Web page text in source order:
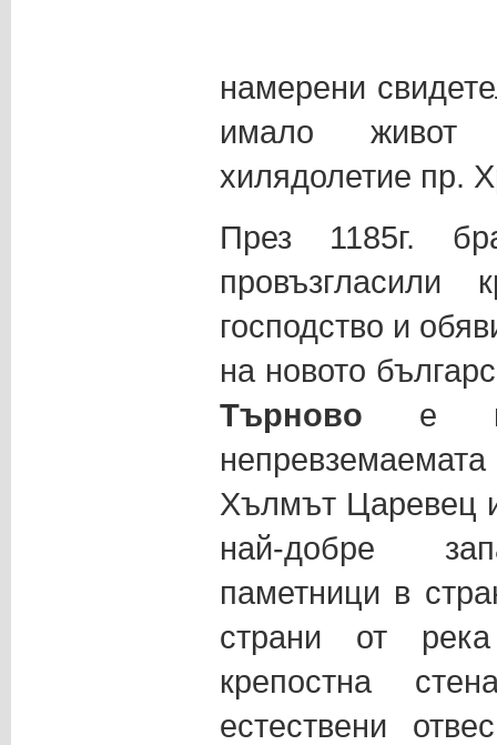
намерени
имало живот
хилядолетие пр.
През 1185г.
провъзгласили
господство и
на новото
Търново е
Хълмът Царевец
най-добре
паметници в
страни от
крепостна
естествени